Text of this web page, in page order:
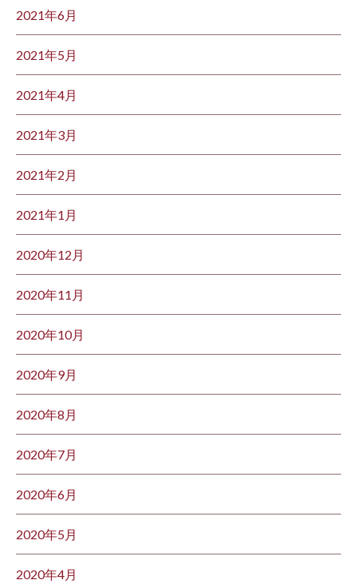
2021年6月
2021年5月
2021年4月
2021年3月
2021年2月
2021年1月
2020年12月
2020年11月
2020年10月
2020年9月
2020年8月
2020年7月
2020年6月
2020年5月
2020年4月